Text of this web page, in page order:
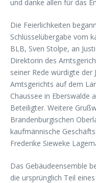
und danke allen für das
Die Feierlichkeiten
Schlüsselübergabe vom
BLB, Sven Stolpe, an
Direktorin des
seiner Rede würdigte der
Amtsgerichts auf dem
Chaussee in Eberswalde
Beteiligter. Weitere
Brandenburgischen
kaufmännische
Frederike Sieweke
Das Gebäudeensemble
die ursprünglich Teil